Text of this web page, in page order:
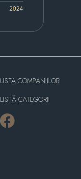
2024
LISTA COMPANIILOR
LISTĂ CATEGORII